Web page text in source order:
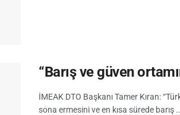
“Barış ve güven
İMEAK DTO Başkanı Tamer Kıran:
sona ermesini ve en kısa sürede barış